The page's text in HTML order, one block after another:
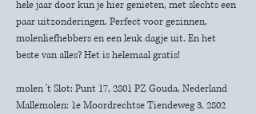
hele jaar door kun je hier genieten, met slechts een
paar uitzonderingen. Perfect voor gezinnen,
molenliefhebbers en een leuk dagje uit. En het
beste van alles? Het is helemaal gratis!
molen 't Slot: Punt 17, 2801 PZ Gouda, Nederland
Mallemolen: 1e Moordrechtse Tiendeweg 3, 2802